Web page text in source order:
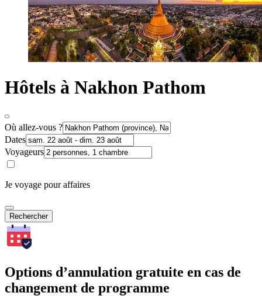
Hôtels à Nakhon Pathom
Où allez-vous ?
Dates
Voyageurs
Je voyage pour affaires
Rechercher
Options d’annulation gratuite en cas de
changement de programme